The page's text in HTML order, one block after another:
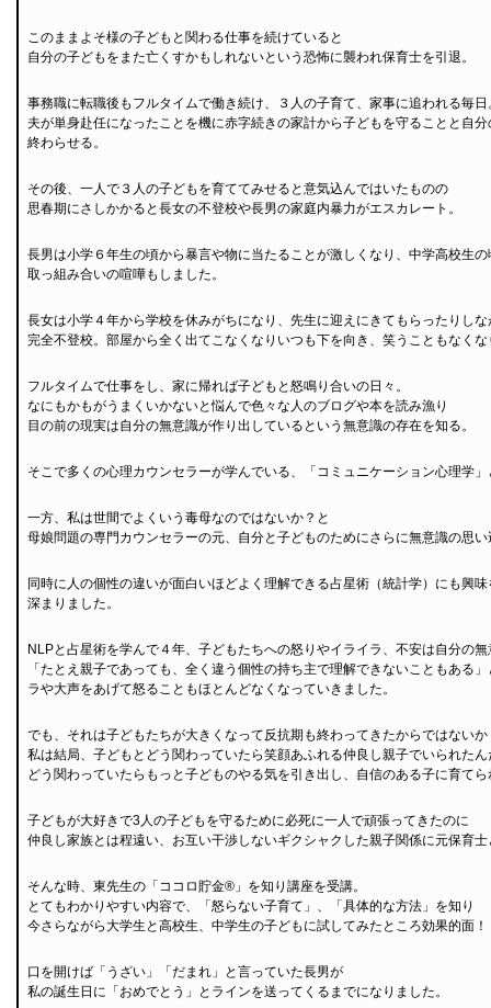
このままよそ様の子どもと関わる仕事を続けていると
自分の子どもをまた亡くすかもしれないという恐怖に襲われ保育士を引退。
事務職に転職後もフルタイムで働き続け、３人の子育て、家事に追われる毎日
夫が単身赴任になったことを機に赤字続きの家計から子どもを守ることと自
終わらせる。
その後、一人で３人の子どもを育ててみせると意気込んではいたものの
思春期にさしかかると長女の不登校や長男の家庭内暴力がエスカレート。
長男は小学６年生の頃から暴言や物に当たることが激しくなり、中学高校生
取っ組み合いの喧嘩もしました。
長女は小学４年から学校を休みがちになり、先生に迎えにきてもらったりし
完全不登校。部屋から全く出てこなくなりいつも下を向き、笑うこともなく
フルタイムで仕事をし、家に帰れば子どもと怒鳴り合いの日々。
なにもかもがうまくいかないと悩んで色々な人のブログや本を読み漁り
目の前の現実は自分の無意識が作り出しているという無意識の存在を知る。
そこで多くの心理カウンセラーが学んでいる、「コミュニケーション心理学
一方、私は世間でよくいう毒母なのではないか？と
母娘問題の専門カウンセラーの元、自分と子どものためにさらに無意識の思
同時に人の個性の違いが面白いほどよく理解できる占星術（統計学）にも興
深まりました。
NLPと占星術を学んで４年、子どもたちへの怒りやイライラ、不安は自分の
「たとえ親子であっても、全く違う個性の持ち主で理解できないこともある
ラや大声をあげて怒ることもほとんどなくなっていきました。
でも、それは子どもたちが大きくなって反抗期も終わってきたからではないか
私は結局、子どもとどう関わっていたら笑顔あふれる仲良し親子でいられたん
どう関わっていたらもっと子どものやる気を引き出し、自信のある子に育て
子どもが大好きで3人の子どもを守るために必死に一人で頑張ってきたのに
仲良し家族とは程遠い、お互い干渉しないギクシャクした親子関係に元保育
そんな時、東先生の「ココロ貯金®」を知り講座を受講。
とてもわかりやすい内容で、「怒らない子育て」、「具体的な方法」を知り
今さらながら大学生と高校生、中学生の子どもに試してみたところ効果的面！
口を開けば「うざい」「だまれ」と言っていた長男が
私の誕生日に「おめでとう」とラインを送ってくるまでになりました。